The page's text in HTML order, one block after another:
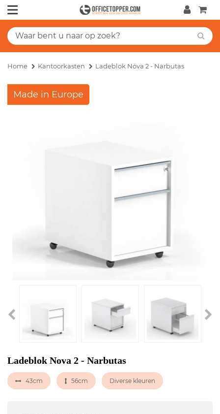
Home Kantoorkasten Ladeblok Nova 2 - Narbutas
Made in Europe
Ladeblok Nova 2 - Narbutas
43cm 56cm Diverse kleuren